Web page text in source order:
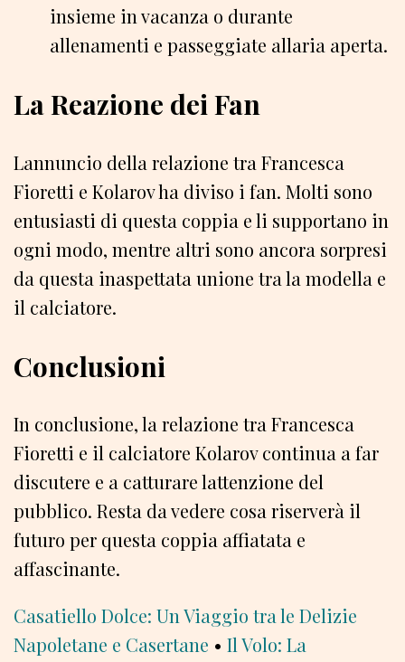
insieme in vacanza o durante
allenamenti e passeggiate allaria aperta.
La Reazione dei Fan
Lannuncio della relazione tra Francesca
Fioretti e Kolarov ha diviso i fan. Molti sono
entusiasti di questa coppia e li supportano in
ogni modo, mentre altri sono ancora sorpresi
da questa inaspettata unione tra la modella e
il calciatore.
Conclusioni
In conclusione, la relazione tra Francesca
Fioretti e il calciatore Kolarov continua a far
discutere e a catturare lattenzione del
pubblico. Resta da vedere cosa riserverà il
futuro per questa coppia affiatata e
affascinante.
Casatiello Dolce: Un Viaggio tra le Delizie
Napoletane e Casertane • Il Volo: La